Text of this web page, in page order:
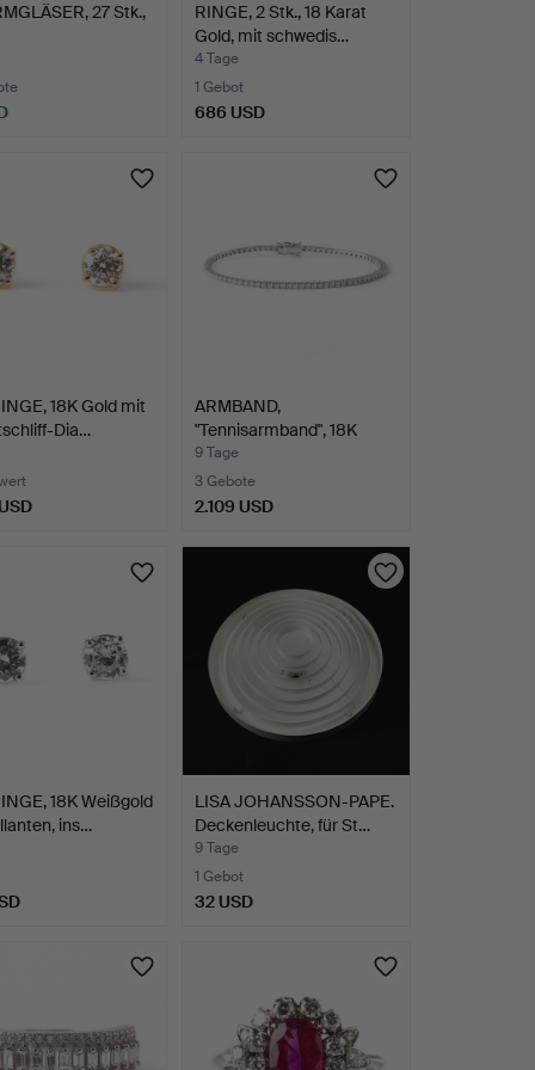
27 Stk.,
RINGE, 2 Stk., 18 Karat
Gold, mit schwedis…
4 Tage
1 Gebot
686 USD
18K Gold mit
Dia…
ARMBAND,
"Tennisarmband", 18K
Weißgold mit…
9 Tage
3 Gebote
2.109 USD
18K Weißgold
ins…
LISA JOHANSSON-PAPE.
Deckenleuchte, für St…
9 Tage
1 Gebot
32 USD